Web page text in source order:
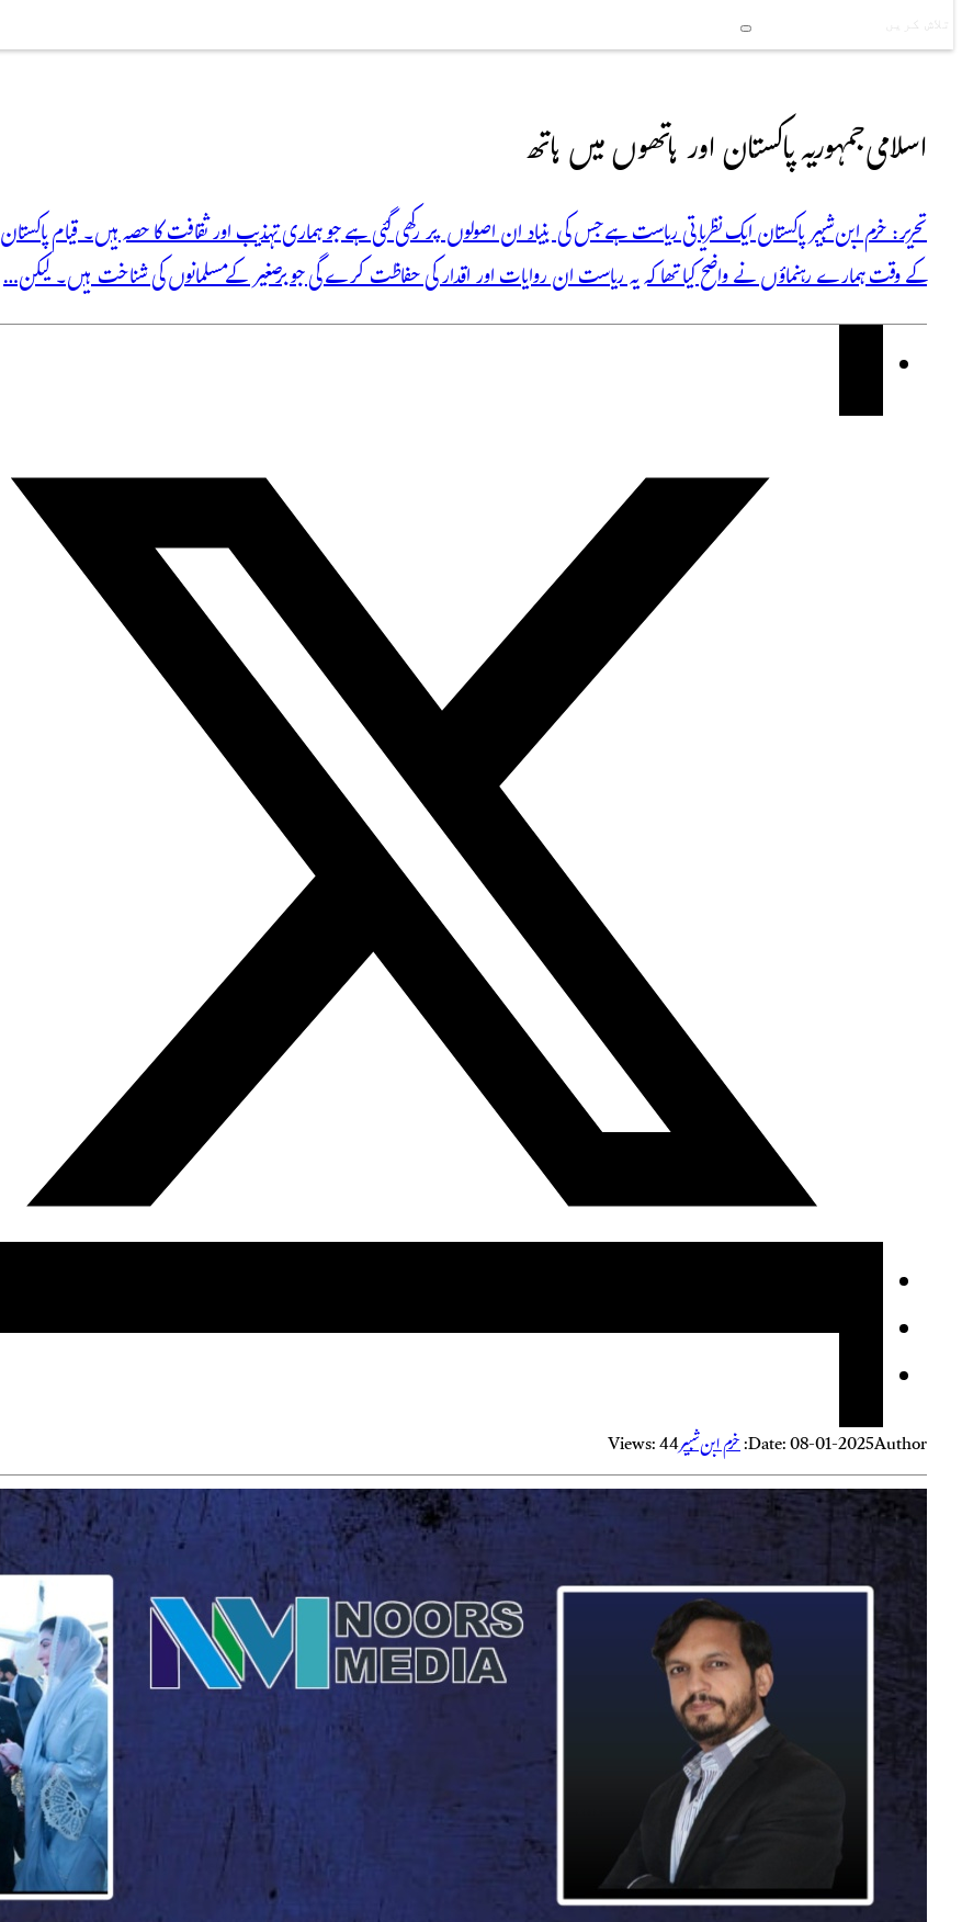
Search
اسلامی جمہوریہ پاکستان اور ہاتھوں میں ہاتھ
تحریر: خرم ابن شبیر پاکستان ایک نظریاتی ریاست ہے جس کی بنیاد ان اصولوں پر رکھی گئی ہے جو ہماری تہذیب اور ثقافت کا حصہ ہیں۔ قیام پاکستان
کے وقت ہمارے رہنماؤں نے واضح کیا تھا کہ یہ ریاست ان روایات اور اقدار کی حفاظت کرے گی جو برصغیر کے مسلمانوں کی شناخت ہیں۔ لیکن…
Date: 08-01-2025Author: خرم ابن شبیرViews: 44